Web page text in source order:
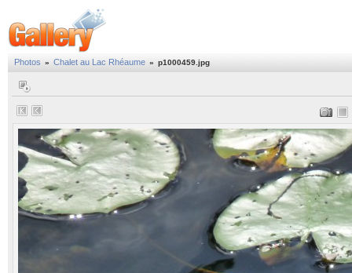
Photos » Chalet au Lac Rhéaume » p1000459.jpg